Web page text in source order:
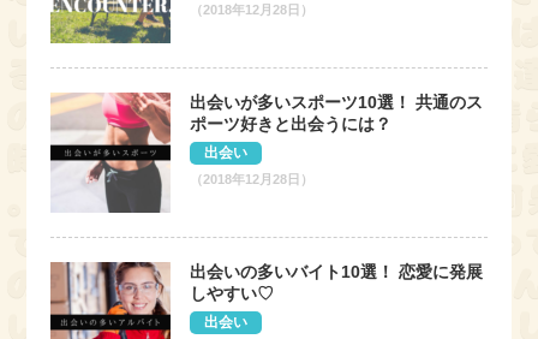
（2018年12月28日）
出会いが多いスポーツ10選！ 共通のス
ポーツ好きと出会うには？
出会い
（2018年12月28日）
出会いの多いバイト10選！ 恋愛に発展
しやすい♡
出会い